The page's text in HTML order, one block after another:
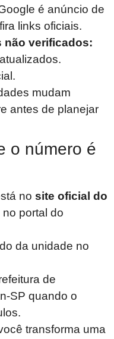
é anúncio de
links oficiais.
não verificados:
mudam
antes de planejar
o número é
no site oficial do
no portal do
da unidade no
de
SP quando o
transforma uma